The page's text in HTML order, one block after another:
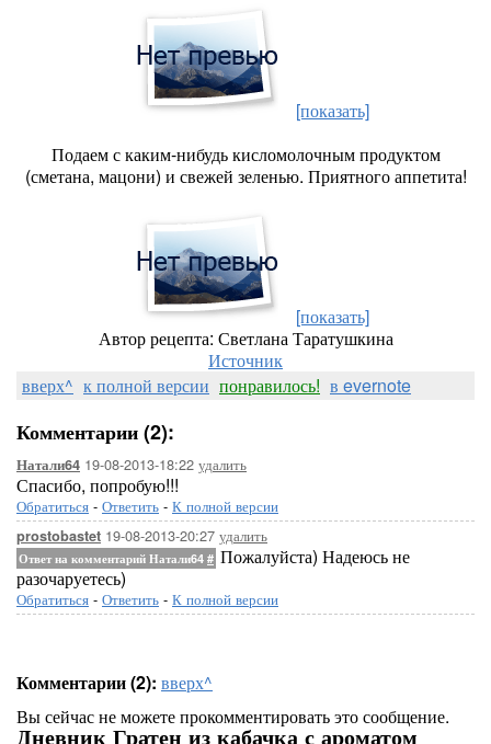
[показать]
Подаем с каким-нибудь кисломолочным продуктом
(сметана, мацони) и свежей зеленью. Приятного аппетита!
[показать]
Автор рецепта: Светлана Таратушкина
Источник
вверх^ к полной версии понравилось! в evernote
Комментарии (2):
Натали64 19-08-2013-18:22 удалить
Спасибо, попробую!!!
Обратиться - Ответить - К полной версии
prostobastet 19-08-2013-20:27 удалить
Ответ на комментарий Натали64 # Пожалуйста) Надеюсь не
разочаруетесь)
Обратиться - Ответить - К полной версии
Комментарии (2): вверх^
Вы сейчас не можете прокомментировать это сообщение.
Дневник Гратен из кабачка с ароматом